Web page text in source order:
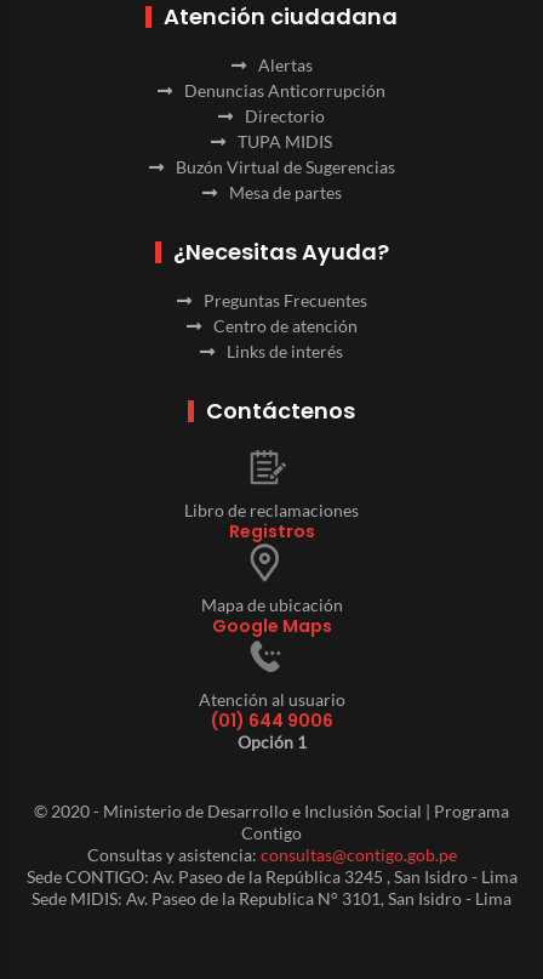
Atención ciudadana
Alertas
Denuncias Anticorrupción
Directorio
TUPA MIDIS
Buzón Virtual de Sugerencias
Mesa de partes
¿Necesitas Ayuda?
Preguntas Frecuentes
Centro de atención
Links de interés
Contáctenos
Libro de reclamaciones
Registros
Mapa de ubicación
Google Maps
Atención al usuario
(01) 644 9006
Opción 1
© 2020 - Ministerio de Desarrollo e Inclusión Social | Programa
Contigo
Consultas y asistencia: consultas@contigo.gob.pe
Sede CONTIGO: Av. Paseo de la República 3245 , San Isidro - Lima
Sede MIDIS: Av. Paseo de la Republica N° 3101, San Isidro - Lima